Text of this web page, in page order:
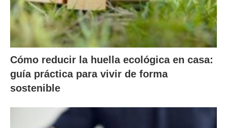
Cómo reducir la huella ecológica en casa:
guía práctica para vivir de forma
sostenible